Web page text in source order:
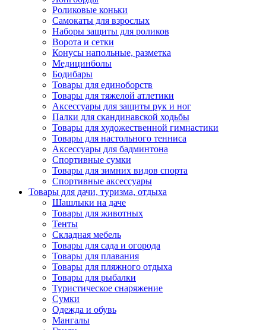
Роликовые коньки
Самокаты для взрослых
Наборы защиты для роликов
Ворота и сетки
Конусы напольные, разметка
Медицинболы
Бодибары
Товары для единоборств
Товары для тяжелой атлетики
Аксессуары для защиты рук и ног
Палки для скандинавской ходьбы
Товары для художественной гимнастики
Товары для настольного тенниса
Аксессуары для бадминтона
Спортивные сумки
Товары для зимних видов спорта
Спортивные аксессуары
Товары для дачи, туризма, отдыха
Шашлыки на даче
Товары для животных
Тенты
Складная мебель
Товары для сада и огорода
Товары для плавания
Товары для пляжного отдыха
Товары для рыбалки
Туристическое снаряжение
Сумки
Одежда и обувь
Мангалы